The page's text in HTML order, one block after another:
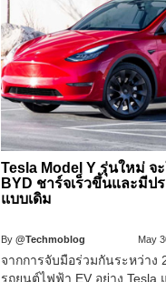
Tesla Model Y รุ่นใหม่ จ
BYD ชาร์จเร็วขึ้นและมี
แบบเดิม
By@Techmoblog May
จากการจับมือร่วมกันระหว่าง
รถยนต์ไฟฟ้า EV อย่าง Tesla